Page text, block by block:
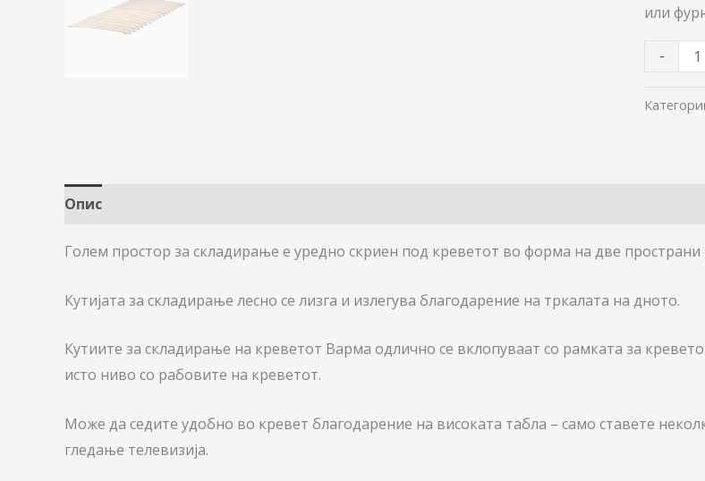
или
-
Опис
Голем простор за складирање е уредно скриен под креветот во форма на две
Кутијата за складирање лесно се лизга и излегува благодарение на тркалата на дното.
Кутиите за складирање на креветот Варма одлично се вклопуваат со рамката за
исто ниво со рабовите на креветот.
Може да седите удобно во кревет благодарение на високата табла – само ставете
гледање телевизија.